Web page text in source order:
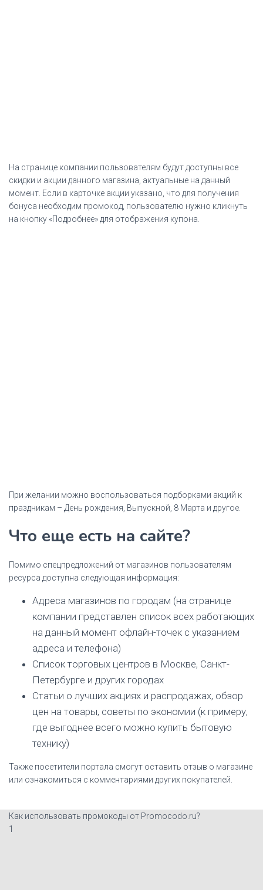
На странице компании пользователям будут доступны все
скидки и акции данного магазина, актуальные на данный
момент. Если в карточке акции указано, что для получения
бонуса необходим промокод, пользователю нужно кликнуть
на кнопку «Подробнее» для отображения купона.
При желании можно воспользоваться подборками акций к
праздникам – День рождения, Выпускной, 8 Марта и другое.
Что еще есть на сайте?
Помимо спецпредложений от магазинов пользователям
ресурса доступна следующая информация:
Адреса магазинов по городам (на странице
компании представлен список всех работающих
на данный момент офлайн-точек с указанием
адреса и телефона)
Список торговых центров в Москве, Санкт-
Петербурге и других городах
Статьи о лучших акциях и распродажах, обзор
цен на товары, советы по экономии (к примеру,
где выгоднее всего можно купить бытовую
технику)
Также посетители портала смогут оставить отзыв о магазине
или ознакомиться с комментариями других покупателей.
Как использовать промокоды от Promocodo.ru?
1